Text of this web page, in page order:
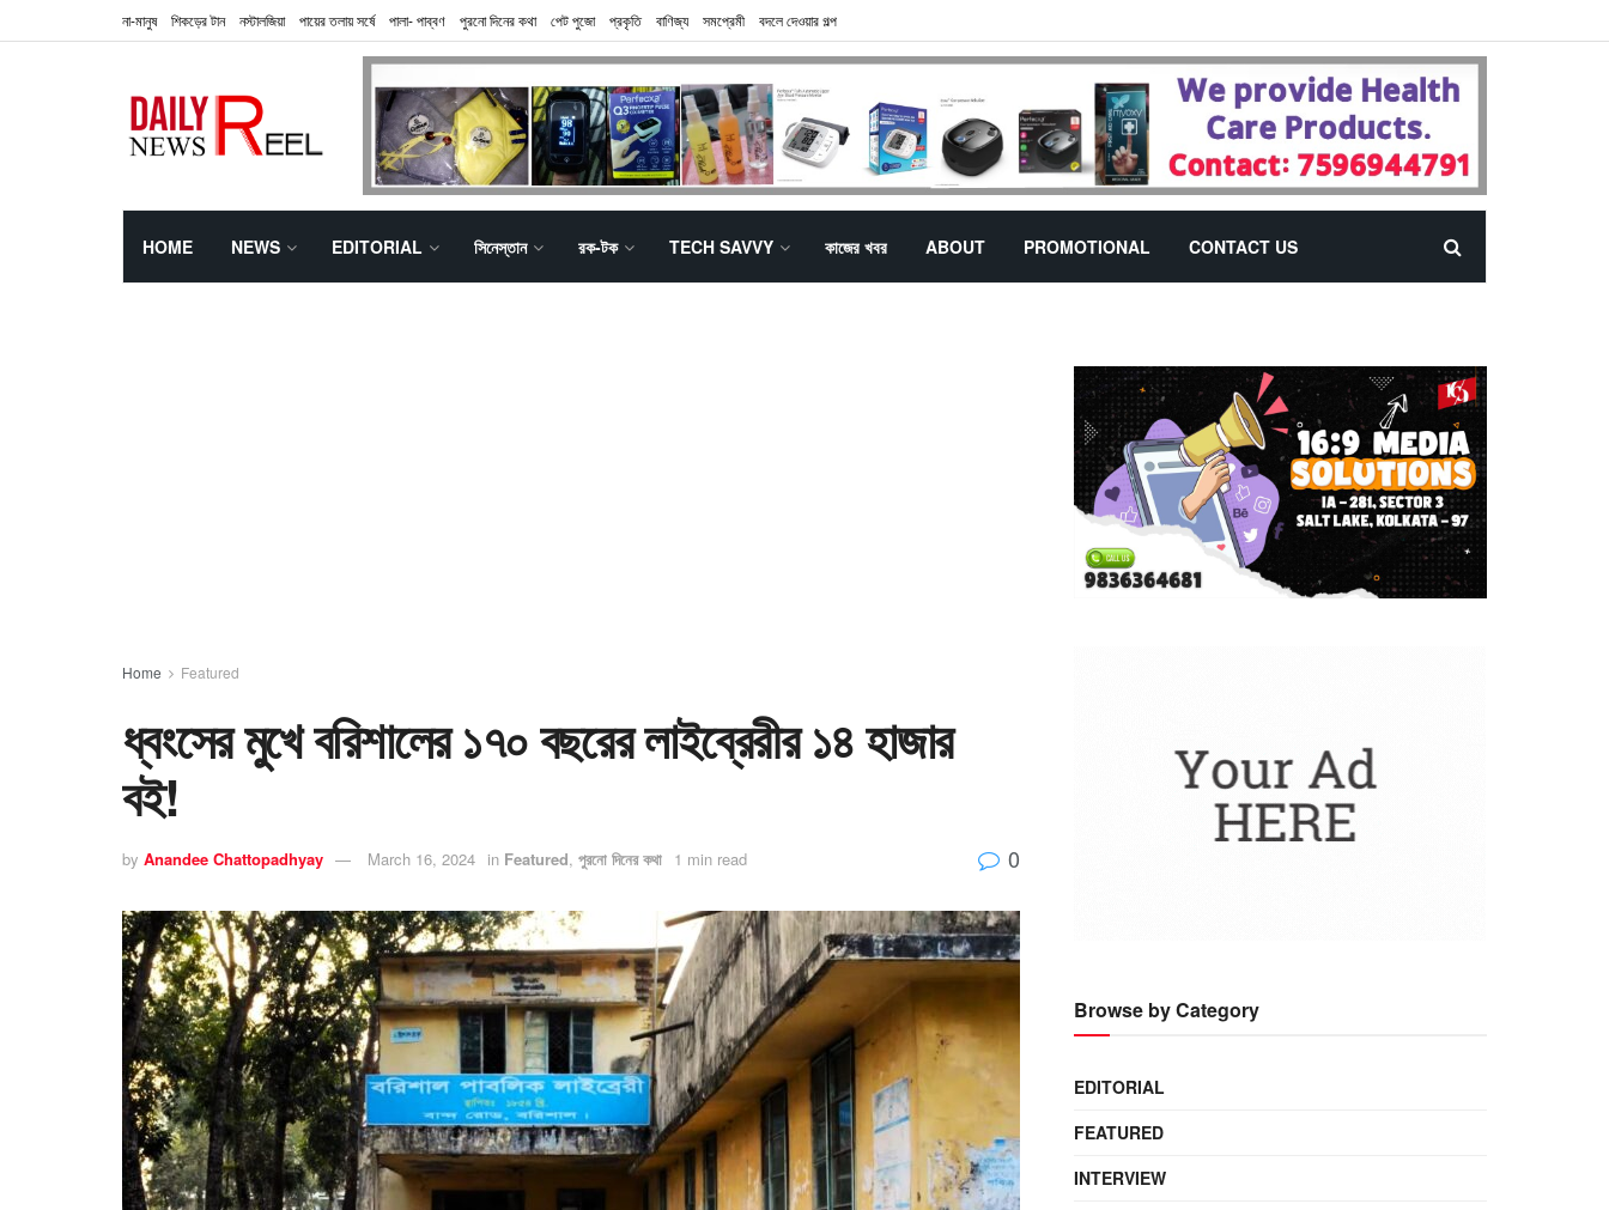
না-মানুষ শিকড়ের টান নস্টালজিয়া পায়ের তলায় সর্ষে পালা- পাব্বণ পুরনো দিনের কথা পেট পুজো প্রকৃতি বাণিজ্য সমপ্রেমী বদলে দেওয়ার গল্প
HOME NEWS EDITORIAL সিনেস্তান রক-টক TECH SAVVY কাজের খবর ABOUT PROMOTIONAL CONTACT US
Home Featured
ধ্বংসের মুখে বরিশালের ১৭০ বছরের লাইব্রেরীর ১৪ হাজার
বই!
by Anandee Chattopadhyay March 16, 2024 in Featured, পুরনো দিনের কথা 1 min read 0
Browse by Category
EDITORIAL
FEATURED
INTERVIEW